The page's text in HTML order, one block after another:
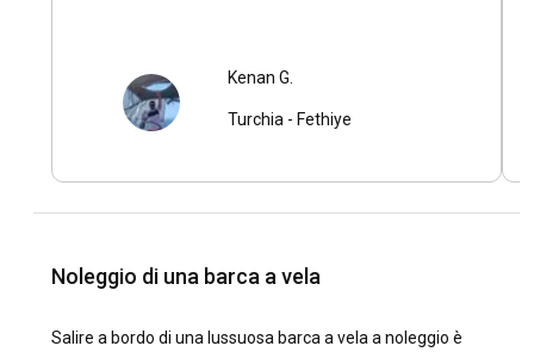
Kenan G.
Turchia - Fethiye
Noleggio di una barca a vela
Salire a bordo di una lussuosa barca a vela a noleggio è